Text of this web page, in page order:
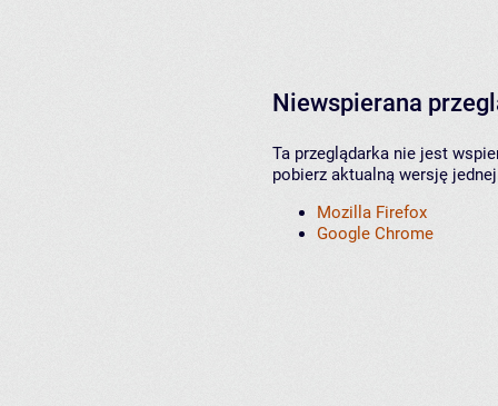
Niewspierana
Ta przeglądarka nie jest
pobierz aktualną wersję
Mozilla Firefox
Google Chrome